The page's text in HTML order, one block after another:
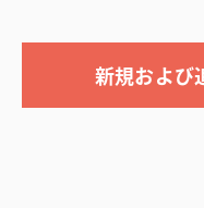
新規および